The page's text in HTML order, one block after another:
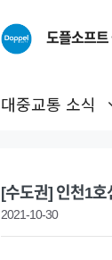
도플소프트
대중교통 소식
[수도권] 인천1
2021-10-30